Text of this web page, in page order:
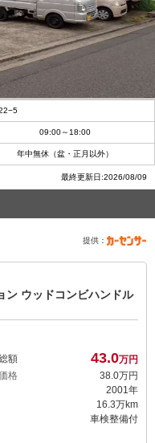
09:00～18:00
年中無休（盆・正月以外）
最終更新日:2026/08/09
提供：
ン ウッドコンビハンドル
額 43.0万円
格
38. 0万円
2001年
16.3万km
車検整備付